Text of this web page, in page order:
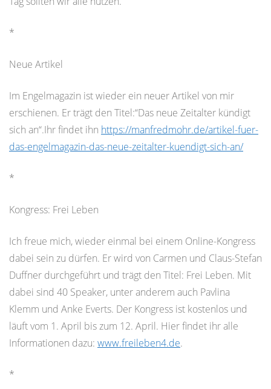
*
Neue Artikel
Im Engelmagazin ist wieder ein neuer Artikel von mir
erschienen. Er trägt den Titel:“Das neue Zeitalter kündigt
sich an“.Ihr findet ihn https://manfredmohr.de/artikel-fuer-
das-engelmagazin-das-neue-zeitalter-kuendigt-sich-an/
*
Kongress: Frei Leben
Ich freue mich, wieder einmal bei einem Online-Kongress
dabei sein zu dürfen. Er wird von Carmen und Claus-Stefan
Duffner durchgeführt und trägt den Titel: Frei Leben. Mit
dabei sind 40 Speaker, unter anderem auch Pavlina
Klemm und Anke Everts. Der Kongress ist kostenlos und
läuft vom 1. April bis zum 12. April. Hier findet ihr alle
Informationen dazu: www.freileben4.de.
*